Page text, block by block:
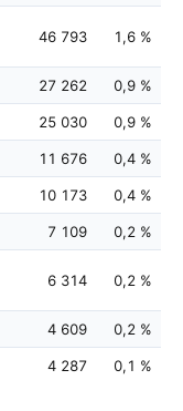
46 793 1,6 %
27 262 0,9 %
25 030 0,9 %
11 676 0,4 %
10 173 0,4 %
7 109 0,2 %
6 314 0,2 %
4 609 0,2 %
4 287 0,1 %